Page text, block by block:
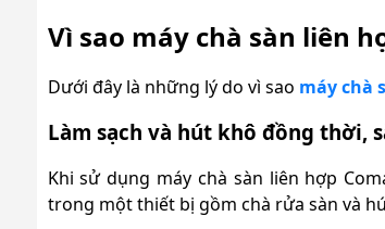
Vì sao máy chà sàn liên
Dưới đây là những lý do vì sao máy chà
Làm sạch và hút khô đồng thời,
Khi sử dụng máy chà sàn liên hợp
trong một thiết bị gồm chà rửa sàn và